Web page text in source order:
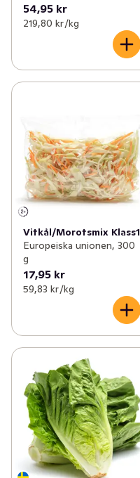
54,95 kr
219,80 kr /kg
Vitkål/Morotsmix Klass1
Europeiska unionen, 300
g
17,95 kr
59,83 kr /kg